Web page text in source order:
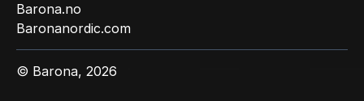
Barona.no
Baronanordic.com
© Barona, 2026